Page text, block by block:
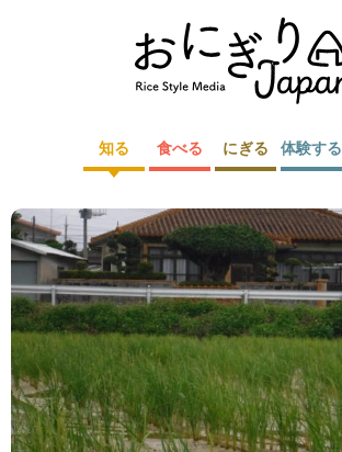
知る 食べる にぎる 体験する